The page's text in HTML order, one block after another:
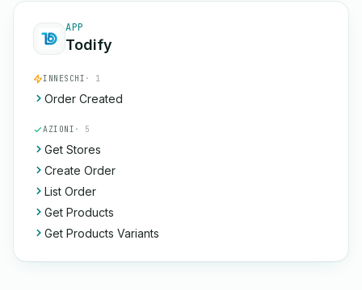
APP
Todify
INNESCHI · 1
Order Created
AZIONI · 5
Get Stores
Create Order
List Order
Get Products
Get Products Variants